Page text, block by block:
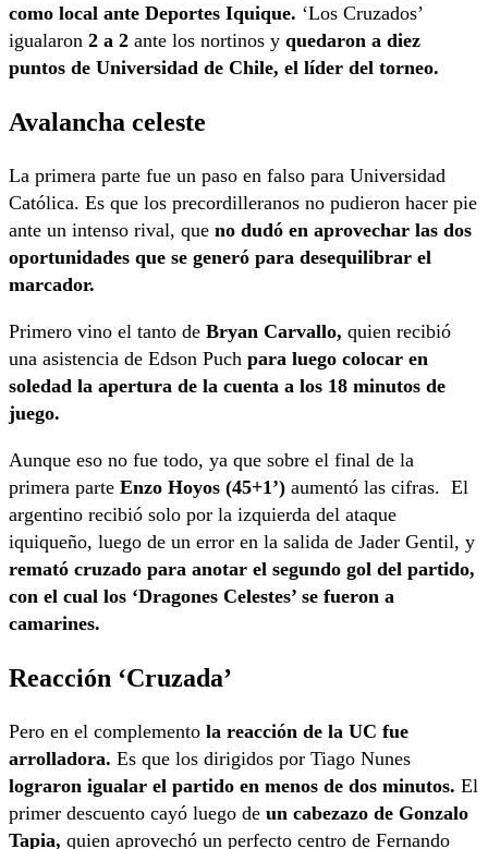
como local ante Deportes Iquique. ‘Los Cruzados’
igualaron 2 a 2 ante los nortinos y quedaron a diez
puntos de Universidad de Chile, el líder del torneo.
Avalancha celeste
La primera parte fue un paso en falso para Universidad
Católica. Es que los precordilleranos no pudieron hacer pie
ante un intenso rival, que no dudó en aprovechar las dos
oportunidades que se generó para desequilibrar el
marcador.
Primero vino el tanto de Bryan Carvallo, quien recibió
una asistencia de Edson Puch para luego colocar en
soledad la apertura de la cuenta a los 18 minutos de
juego.
Aunque eso no fue todo, ya que sobre el final de la
primera parte Enzo Hoyos (45+1’) aumentó las cifras. El
argentino recibió solo por la izquierda del ataque
iquiqueño, luego de un error en la salida de Jader Gentil, y
remató cruzado para anotar el segundo gol del partido,
con el cual los ‘Dragones Celestes’ se fueron a
camarines.
Reacción ‘Cruzada’
Pero en el complemento la reacción de la UC fue
arrolladora. Es que los dirigidos por Tiago Nunes
lograron igualar el partido en menos de dos minutos. El
primer descuento cayó luego de un cabezazo de Gonzalo
Tapia, quien aprovechó un perfecto centro de Fernando